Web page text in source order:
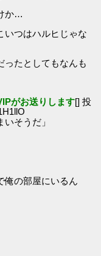
か…
いつはハルヒじゃな
ったとしてもなんも
がお送りします[] 投
そうだ」
俺の部屋にいるん